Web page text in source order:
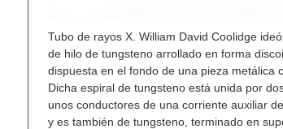
Tubo de rayos X. William David Coolidge
de hilo de tungsteno arrollado en forma
dispuesta en el fondo de una pieza metálica
Dicha espiral de tungsteno está unida por
unos conductores de una corriente auxiliar
y es también de tungsteno, terminado en